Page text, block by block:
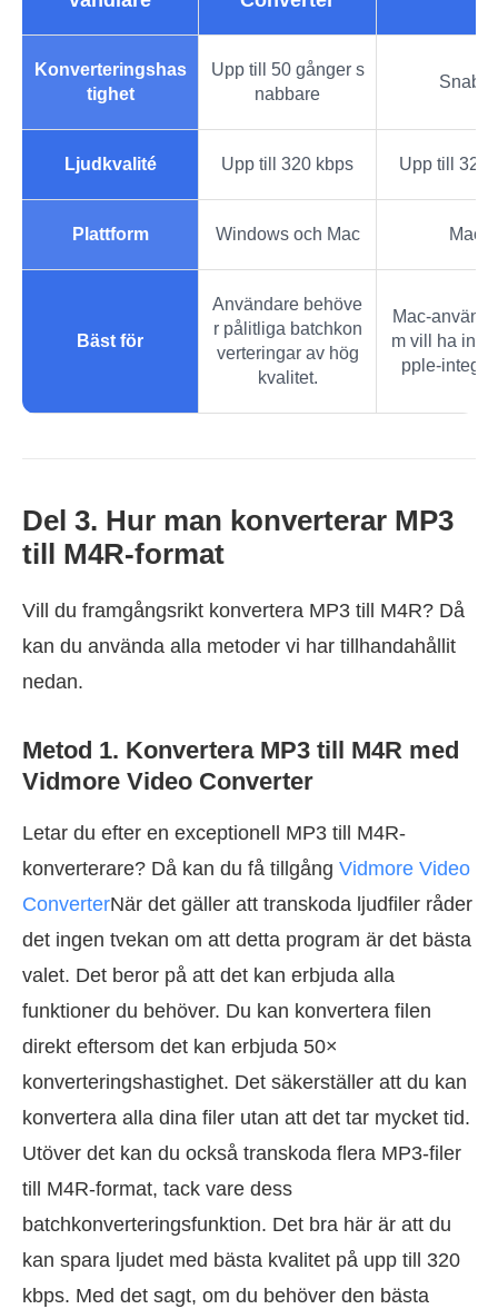
Konverteringshas
tighet
Upp till 50 gånger s
nabbare
Snabb
Ljudkvalité Upp till 320 kbps Upp till 320
Plattform Windows och Mac Mac
Bäst för
Användare behöve
r pålitliga batchkon
verteringar av hög
kvalitet.
Mac-
m vill ha
pple-
Del 3. Hur man konverterar MP3
till M4R-format
Vill du framgångsrikt konvertera MP3 till M4R? Då
kan du använda alla metoder vi har tillhandahållit
nedan.
Metod 1. Konvertera MP3 till M4R med
Vidmore Video Converter
Letar du efter en exceptionell MP3 till M4R-
konverterare? Då kan du få tillgång Vidmore Video
ConverterNär det gäller att transkoda ljudfiler råder
det ingen tvekan om att detta program är det bästa
valet. Det beror på att det kan erbjuda alla
funktioner du behöver. Du kan konvertera filen
direkt eftersom det kan erbjuda 50×
konverteringshastighet. Det säkerställer att du kan
konvertera alla dina filer utan att det tar mycket tid.
Utöver det kan du också transkoda flera MP3-filer
till M4R-format, tack vare dess
batchkonverteringsfunktion. Det bra här är att du
kan spara ljudet med bästa kvalitet på upp till 320
kbps. Med det sagt, om du behöver den bästa